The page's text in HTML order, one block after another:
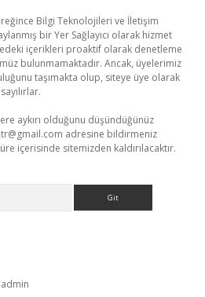
Bilgi Teknolojileri ve İletişim
bir Yer Sağlayıcı olarak hizmet
içerikleri proaktif olarak denetleme
bulunmamaktadır. Ancak, üyelerimiz
taşımakta olup, siteye üye olarak
aykırı olduğunu düşündüğünüz
adresine bildirmeniz
içerisinde sitemizden kaldırılacaktır.
admin